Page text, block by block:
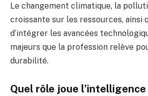
Le changement climatique, la
croissante sur les ressources, ainsi
d’intégrer les avancées
majeurs que la profession relève
durabilité.
Quel rôle joue